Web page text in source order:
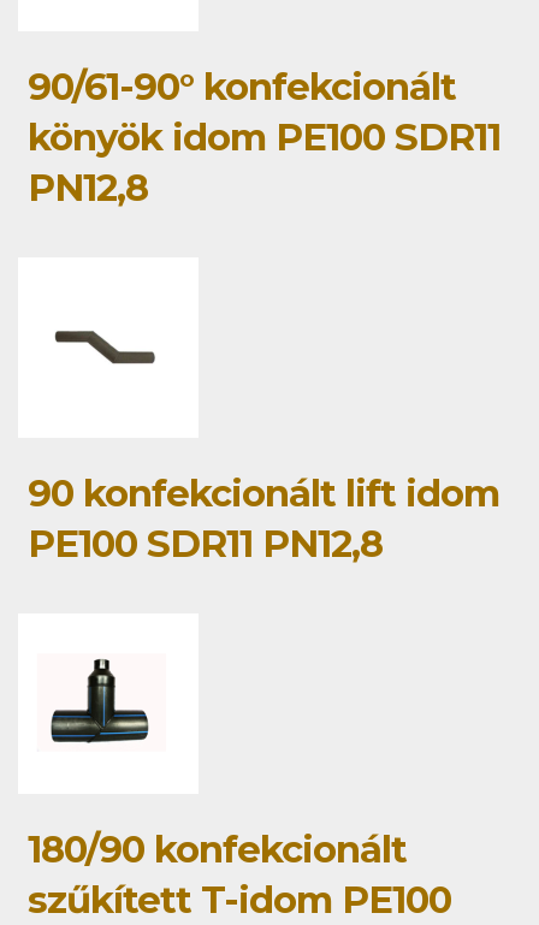
90/61-90° konfekcionált
könyök idom PE100 SDR11
PN12,8
90 konfekcionált lift idom
PE100 SDR11 PN12,8
180/90 konfekcionált
szűkített T-idom PE100